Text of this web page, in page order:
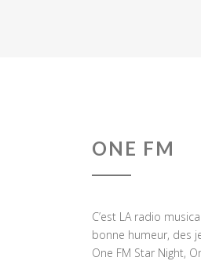
ONE FM
C’est LA radio
bonne humeur, des
One FM Star Night,